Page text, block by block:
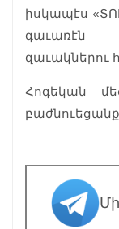
իսկապէս
գաւառէն
զաւակներու
Հոգեկան